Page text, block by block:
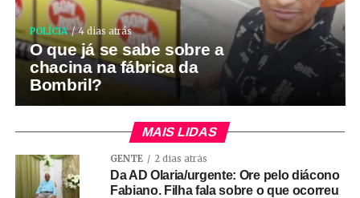
POLÍCIA 4 dias atrás
O que já se sabe sobre a
chacina na fábrica da
Bombril?
MAIS LIDAS
GENTE 2 dias atrás
Da AD Olaria/urgente: Ore pelo diácono
Fabiano. Filha fala sobre o que ocorreu